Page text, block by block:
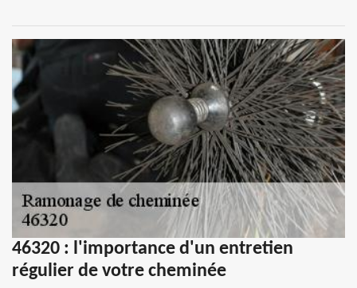
46320 : l'importance d'un entretien
régulier de votre cheminée